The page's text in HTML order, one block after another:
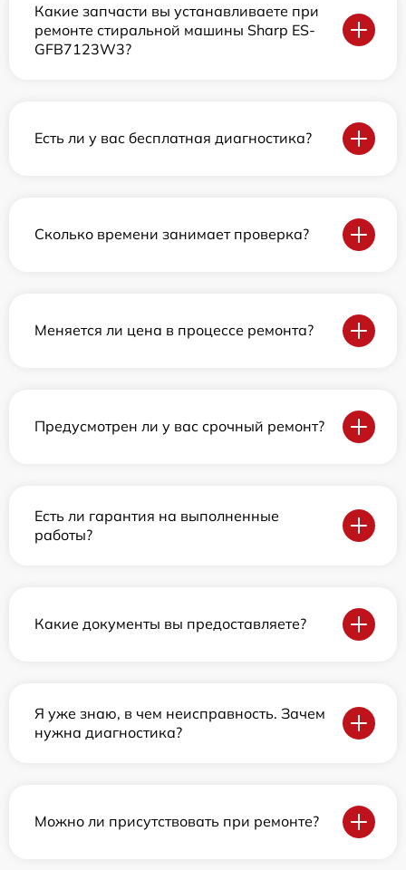
Какие запчасти вы устанавливаете при
ремонте стиральной машины Sharp ES-
GFB7123W3?
Есть ли у вас бесплатная диагностика?
Сколько времени занимает проверка?
Меняется ли цена в процессе ремонта?
Предусмотрен ли у вас срочный ремонт?
Есть ли гарантия на выполненные
работы?
Какие документы вы предоставляете?
Я уже знаю, в чем неисправность. Зачем
нужна диагностика?
Можно ли присутствовать при ремонте?